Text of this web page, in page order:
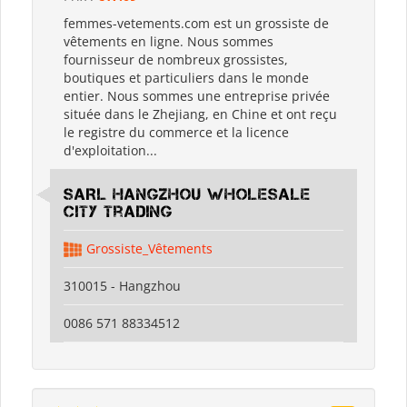
femmes-vetements.com est un grossiste de
vêtements en ligne. Nous sommes
fournisseur de nombreux grossistes,
boutiques et particuliers dans le monde
entier. Nous sommes une entreprise privée
située dans le Zhejiang, en Chine et ont reçu
le registre du commerce et la licence
d'exploitation...
SARL Hangzhou Wholesale
City Trading
Grossiste_Vêtements
310015 - Hangzhou
0086 571 88334512